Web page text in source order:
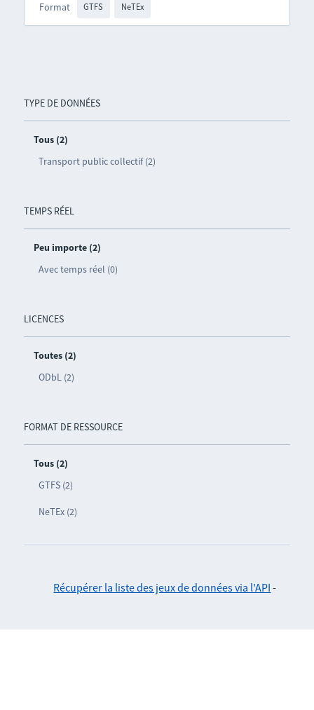
TYPE DE DONNÉES
Tous (2)
Transport public collectif (2)
TEMPS RÉEL
Peu importe (2)
Avec temps réel (0)
LICENCES
Toutes (2)
ODbL (2)
FORMAT DE RESSOURCE
Tous (2)
GTFS (2)
NeTEx (2)
Format GTFS NeTEx
Récupérer la liste des jeux de données via l'API -